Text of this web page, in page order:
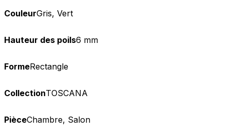
CouleurGris, Vert
Hauteur des poils6 mm
FormeRectangle
CollectionTOSCANA
PièceChambre, Salon